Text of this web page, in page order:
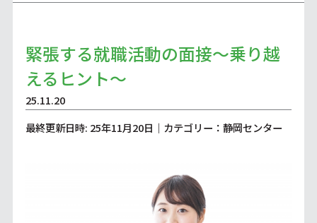
緊張する就職活動の面接～乗り越
えるヒント～
25.11.20
最終更新日時: 25年11月20日｜カテゴリー：静岡センター